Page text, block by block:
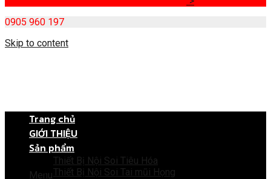
0905 960 197
Skip to content
Menu
Trang chủ
GIỚI THIỆU
Sản phẩm
Thiết Bị Nội Soi Tiêu Hóa
Thiết Bị Nội Soi Tai mũi Họng